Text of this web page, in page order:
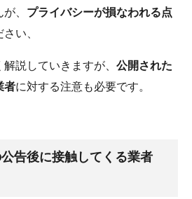
、 プライバシーが損なわれる点
い、
説していきますが、 公開された
者に対する注意も必要です。
告後に接触してくる業者